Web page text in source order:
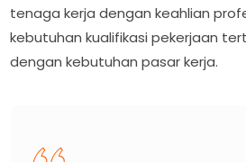
tenaga kerja dengan keahlian
kebutuhan kualifikasi pekerjaan
dengan kebutuhan pasar kerja.